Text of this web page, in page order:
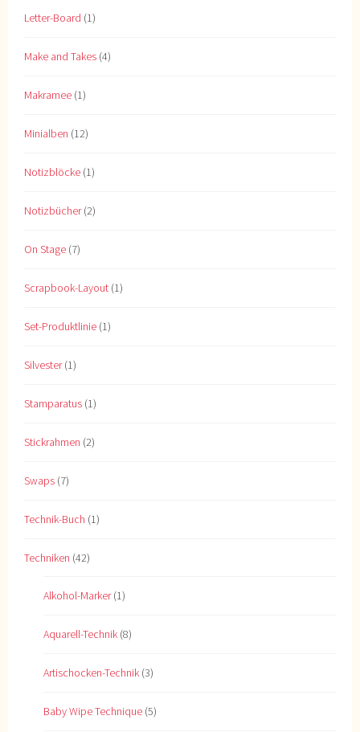
Letter-Board (1)
Make and Takes (4)
Makramee (1)
Minialben (12)
Notizblöcke (1)
Notizbücher(2)
On Stage (7)
Scrapbook-Layout (1)
Set-Produktlinie (1)
Silvester(1)
Stamparatus (1)
Stickrahmen (2)
Swaps (7)
Technik-Buch (1)
Techniken (42)
Alkohol-Marker(1)
Aquarell-Technik (8)
Artischocken-Technik (3)
Baby Wipe Technique (5)